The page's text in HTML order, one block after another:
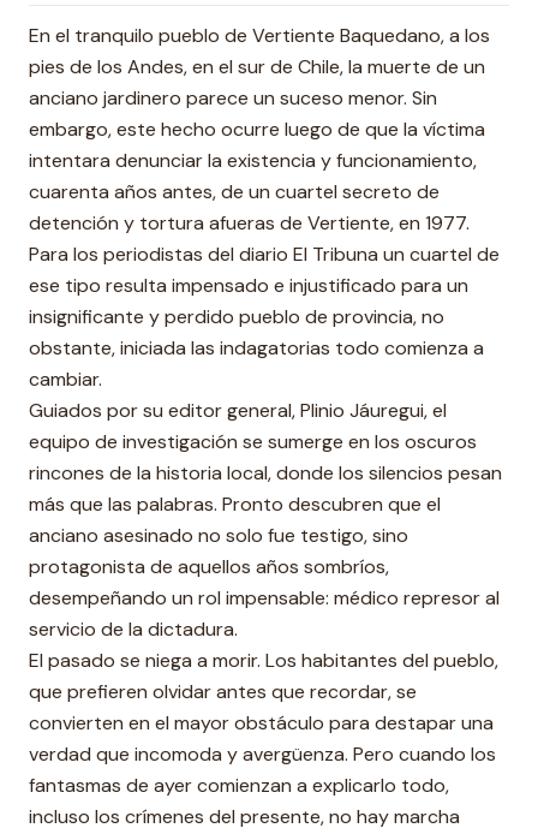
En el tranquilo pueblo de Vertiente Baquedano, a los
pies de los Andes, en el sur de Chile, la muerte de un
anciano jardinero parece un suceso menor. Sin
embargo, este hecho ocurre luego de que la víctima
intentara denunciar la existencia y funcionamiento,
cuarenta años antes, de un cuartel secreto de
detención y tortura afueras de Vertiente, en 1977.
Para los periodistas del diario El Tribuna un cuartel de
ese tipo resulta impensado e injustificado para un
insignificante y perdido pueblo de provincia, no
obstante, iniciada las indagatorias todo comienza a
cambiar.
Guiados por su editor general, Plinio Jáuregui, el
equipo de investigación se sumerge en los oscuros
rincones de la historia local, donde los silencios pesan
más que las palabras. Pronto descubren que el
anciano asesinado no solo fue testigo, sino
protagonista de aquellos años sombríos,
desempeñando un rol impensable: médico represor al
servicio de la dictadura.
El pasado se niega a morir. Los habitantes del pueblo,
que prefieren olvidar antes que recordar, se
convierten en el mayor obstáculo para destapar una
verdad que incomoda y avergüenza. Pero cuando los
fantasmas de ayer comienzan a explicarlo todo,
incluso los crímenes del presente, no hay marcha